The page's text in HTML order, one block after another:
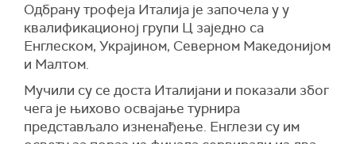
Одбрану трофеја Италија је започела у у
квалификационој групи Ц заједно са
Енглеском, Украјином, Северном Македонијом
и Малтом.
Мучили су се доста Италијани и показали због
чега је њихово освајање турнира
представљало изненађење. Енглези су им